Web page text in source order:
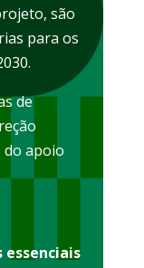
são
para os
de
do apoio
essenciais